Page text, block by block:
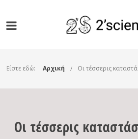
Είστε εδώ: Αρχική
Οι τέσσερις